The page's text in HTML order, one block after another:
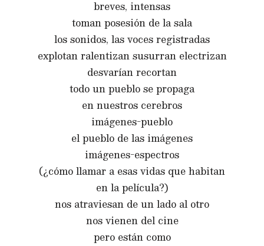
breves, intensas
toman posesión de la sala
los sonidos, las voces registradas
explotan ralentizan susurran electrizan
desvarían recortan
todo un pueblo se propaga
en nuestros cerebros
imágenes-pueblo
el pueblo de las imágenes
imágenes-espectros
(¿cómo llamar a esas vidas que habitan
en la película?)
nos atraviesan de un lado al otro
nos vienen del cine
pero están como